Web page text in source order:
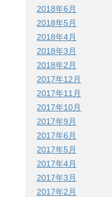
2018年6月
2018年5月
2018年4月
2018年3月
2018年2月
2017年12月
2017年11月
2017年10月
2017年9月
2017年6月
2017年5月
2017年4月
2017年3月
2017年2月